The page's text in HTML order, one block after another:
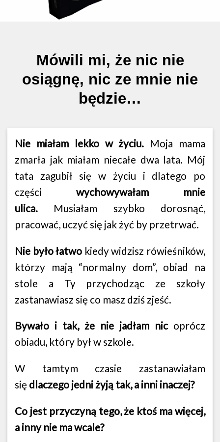
Mówili mi, że nic nie
osiągnę, nic ze mnie nie
będzie…
Nie miałam lekko w życiu. Moja mama
zmarła jak miałam niecałe dwa lata. Mój
tata zagubił się w życiu i dlatego po
części wychowywałam mnie
ulica. Musiałam szybko dorosnąć,
pracować, uczyć się jak żyć by przetrwać.
Nie było łatwo kiedy widzisz rówieśników,
którzy mają “normalny dom”, obiad na
stole a Ty przychodząc ze szkoły
zastanawiasz się co masz dziś zjeść.
Bywało i tak, że nie jadłam nicoprócz
obiadu, który był w szkole.
W tamtym czasie zastanawiałam
się dlaczego jedni żyją tak, a inni inaczej?
Co jest przyczyną tego, że ktoś ma więcej,
a inny nie ma wcale?